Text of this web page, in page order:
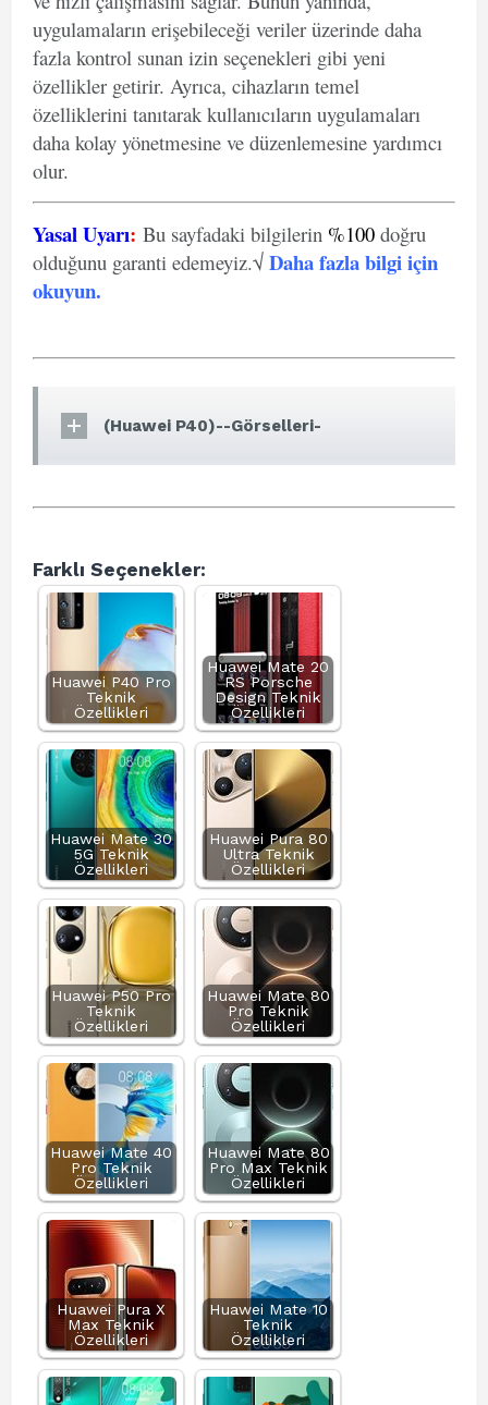
uygulamaların erişebileceği veriler üzerinde daha
fazla kontrol sunan izin seçenekleri gibi yeni
özellikler getirir. Ayrıca, cihazların temel
özelliklerini tanıtarak kullanıcıların uygulamaları
daha kolay yönetmesine ve düzenlemesine yardımcı
olur.
Yasal Uyarı: Bu sayfadaki bilgilerin %100 doğru
olduğunu garanti edemeyiz.√ Daha fazla bilgi için
okuyun.
(Huawei P40)--Görselleri-
Farklı Seçenekler:
Huawei P40 Pro
Teknik
Özellikleri
Huawei Mate 20
RS Porsche
Design Teknik
Özellikleri
Huawei Mate 30
5G Teknik
Özellikleri
Huawei Pura 80
Ultra Teknik
Özellikleri
Huawei P50 Pro
Teknik
Özellikleri
Huawei Mate 80
Pro Teknik
Özellikleri
Huawei Mate 40
Pro Teknik
Özellikleri
Huawei Mate 80
Pro Max Teknik
Özellikleri
Huawei Pura X
Max Teknik
Özellikleri
Huawei Mate 10
Teknik
Özellikleri